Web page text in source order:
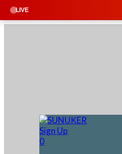
LIVE
Sign Up
0